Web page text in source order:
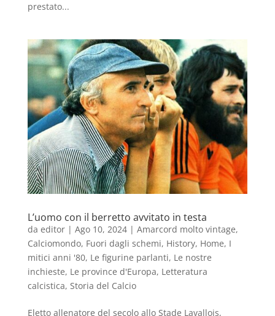
prestato...
L’uomo con il berretto avvitato in testa
da editor| Ago 10, 2024| Amarcord molto vintage,
Calciomondo, Fuori dagli schemi, History, Home, I
mitici anni '80, Le figurine parlanti, Le nostre
inchieste, Le province d'Europa, Letteratura
calcistica, Storia del Calcio
Eletto allenatore del secolo allo Stade Lavallois,